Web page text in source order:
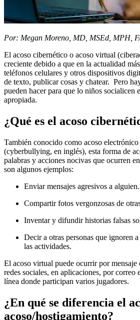
​Por: Megan Moreno, MD, MSEd, MPH,
El acoso cibernético o acoso virtual
creciente debido a que en la actualidad
teléfonos celulares y otros dispositivos
de texto, publicar cosas y chatear. Pero
pueden hacer para que lo niños socialicen
apropiada.
¿Qué es el acoso
También conocido como acoso
(cyberbullying, en inglés), esta forma de
palabras y acciones nocivas que ocurren
son algunos ejemplos:
Enviar mensajes agresivos a alguien.
Compartir fotos vergonzosas de
Inventar y difundir historias falsas
Decir a otras personas que ignoren
las actividades.
El acoso virtual puede ocurrir por mensaje
redes sociales, en aplicaciones, por correo
línea donde participan varios jugadores.
¿En qué se diferencia el
acoso/hostigamiento?